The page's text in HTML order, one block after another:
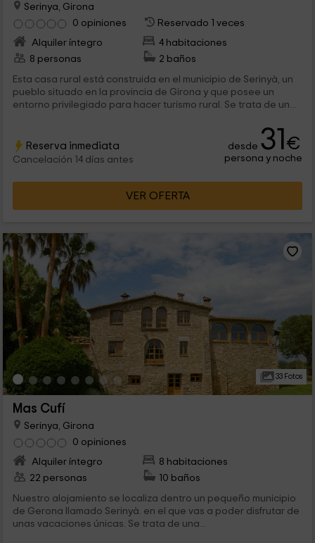
Serinya, Girona
0 opiniones
Reservado 1 veces
Alquiler íntegro
4 habitaciones
8 personas
2 baños
Esta casa rural está construida en el municipio de Serinyà, un
pueblo situado en la provincia de Girona y que posee un
entorno privilegiado para hacer turismo rural. Se trata de un...
Reserva inmediata
Cancelación 14 días antes
desde 31€
persona y noche
VER OFERTA
33 Fotos
Mas Cufí
Serinya, Girona
0 opiniones
Alquiler íntegro
8 habitaciones
22 personas
10 baños
Nuestro alojamiento se localiza dentro un pequeño municipio
de Gerona llamado Serinyà. en el que vas a poder disfrutar de
unas vacaciones únicas. Se trata de una...